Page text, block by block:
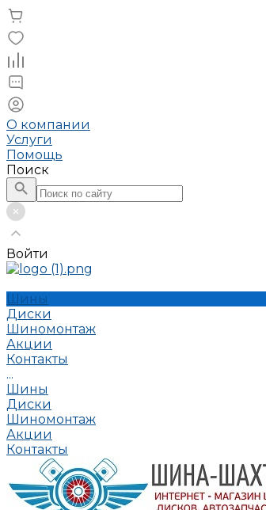
О компании
Услуги
Помощь
Поиск
Войти
Шины
Диски
Шиномонтаж
Акции
Контакты
...
Шины
Диски
Шиномонтаж
Акции
Контакты